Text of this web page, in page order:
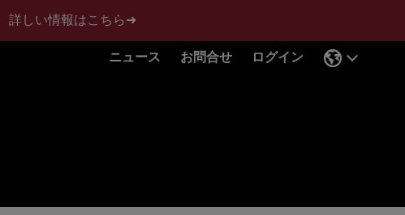
詳しい情報はこちら➜
ニュース お問合せ ログイン